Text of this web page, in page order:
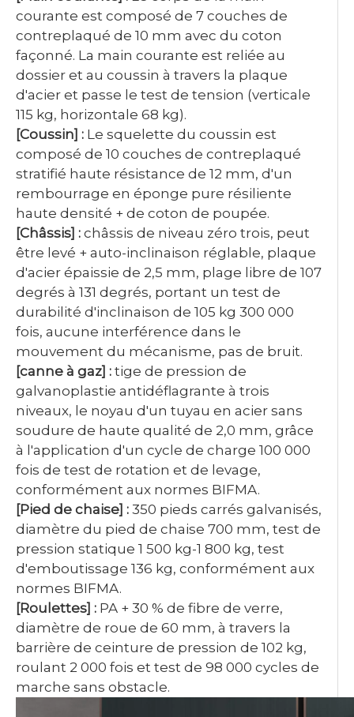
courante est composé de 7 couches de
contreplaqué de 10 mm avec du coton
façonné. La main courante est reliée au
dossier et au coussin à travers la plaque
d'acier et passe le test de tension (verticale
115 kg, horizontale 68 kg).
[Coussin] : Le squelette du coussin est
composé de 10 couches de contreplaqué
stratifié haute résistance de 12 mm, d'un
rembourrage en éponge pure résiliente
haute densité + de coton de poupée.
[Châssis] : châssis de niveau zéro trois, peut
être levé + auto-inclinaison réglable, plaque
d'acier épaissie de 2,5 mm, plage libre de 107
degrés à 131 degrés, portant un test de
durabilité d'inclinaison de 105 kg 300 000
fois, aucune interférence dans le
mouvement du mécanisme, pas de bruit.
[canne à gaz] : tige de pression de
galvanoplastie antidéflagrante à trois
niveaux, le noyau d'un tuyau en acier sans
soudure de haute qualité de 2,0 mm, grâce
à l'application d'un cycle de charge 100 000
fois de test de rotation et de levage,
conformément aux normes BIFMA.
[Pied de chaise] : 350 pieds carrés galvanisés,
diamètre du pied de chaise 700 mm, test de
pression statique 1 500 kg-1 800 kg, test
d'emboutissage 136 kg, conformément aux
normes BIFMA.
[Roulettes] : PA + 30 % de fibre de verre,
diamètre de roue de 60 mm, à travers la
barrière de ceinture de pression de 102 kg,
roulant 2 000 fois et test de 98 000 cycles de
marche sans obstacle.